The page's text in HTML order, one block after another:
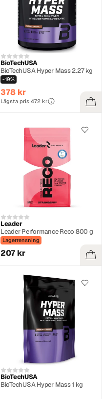
BioTechUSA
BioTechUSA Hyper Mass 2.27 kg
-19%
378 kr
Lägsta pris 472 kr
Leader
Leader Performance Reco 800 g
Lagerrensning
207 kr
BioTechUSA
BioTechUSA Hyper Mass 1 kg